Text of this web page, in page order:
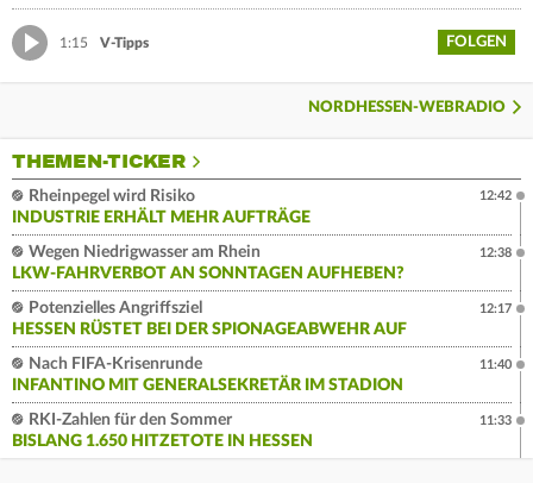
1:15 V-Tipps FOLGEN
NORDHESSEN-WEBRADIO
THEMEN-TICKER
Rheinpegel wird Risiko
INDUSTRIE ERHÄLT MEHR AUFTRÄGE
12:42
Wegen Niedrigwasser am Rhein
LKW-FAHRVERBOT AN SONNTAGEN AUFHEBEN?
12:38
Potenzielles Angriffsziel
HESSEN RÜSTET BEI DER SPIONAGEABWEHR AUF
12:17
Nach FIFA-Krisenrunde
INFANTINO MIT GENERALSEKRETÄR IM STADION
11:40
RKI-Zahlen für den Sommer
BISLANG 1.650 HITZETOTE IN HESSEN
11:33